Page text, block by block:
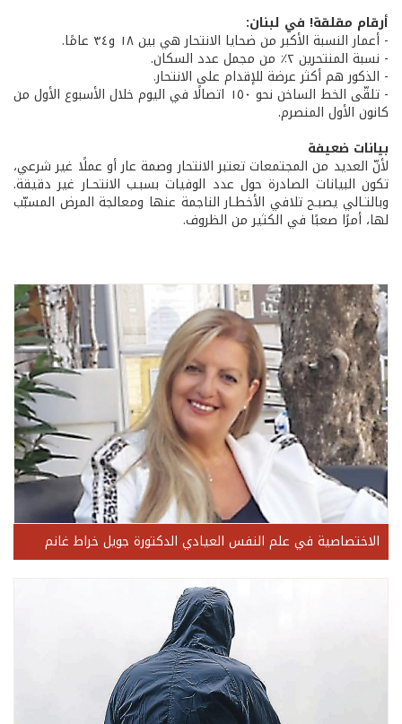
أرقام مقلقة! في لبنان:
- أعمار النسبة الأكبر من ضحايا الانتحار هي بين ١٨ و٣٤ عامًا.
- نسبة المنتحرين ٢٪ من مجمل عدد السكان.
- الذكور هم أكثر عرضة للإقدام على الانتحار.
- تلقّى الخط الساخن نحو ١٥٠ اتصالًا في اليوم خلال الأسبوع الأول من
كانون الأول المنصرم.
بيانات ضعيفة
لأنّ العديد من المجتمعات تعتبر الانتحار وصمة عار أو عملًا غير شرعي،
تكون البيانات الصادرة حول عدد الوفيات بسبـب الانتحـار غير دقيقة.
وبالتـالي يصبـح تلافي الأخطـار الناجمة عنها ومعالجة المرض المسبّب
لها، أمرًا صعبًا في الكثير من الظروف.
الاختصاصية في علم النفس العيادي الدكتورة جويل خراط غانم